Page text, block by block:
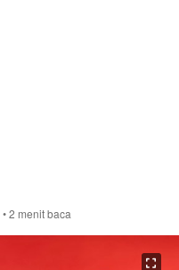
• 2 menit baca